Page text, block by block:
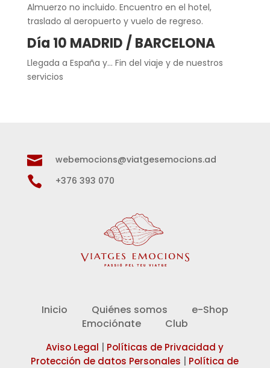
Almuerzo no incluido. Encuentro en el hotel,
traslado al aeropuerto y vuelo de regreso.
Día 10 MADRID / BARCELONA
Llegada a España y… Fin del viaje y de nuestros
servicios
 webemocions@viatgesemocions.ad
 +376 393 070
Inicio Quiénes somos
e-Shop
Emociónate
Club
Aviso Legal
Políticas de Privacidad y
Protección de datos Personales
Política de